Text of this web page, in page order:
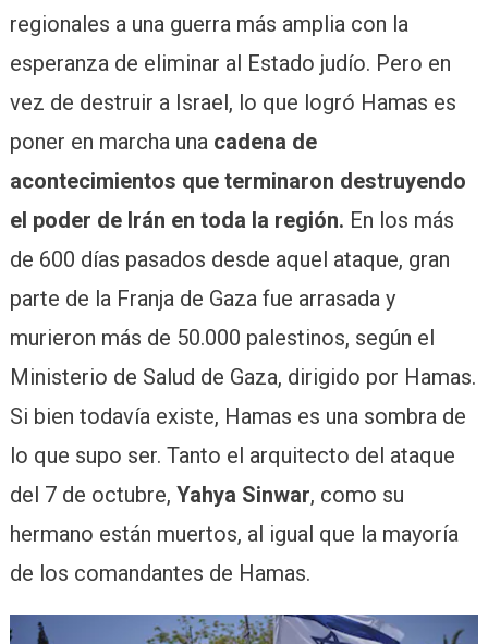
regionales a una guerra más amplia con la
esperanza de eliminar al Estado judío. Pero en
vez de destruir a Israel, lo que logró Hamas es
poner en marcha una cadena de
acontecimientos que terminaron destruyendo
el poder de Irán en toda la región. En los más
de 600 días pasados desde aquel ataque, gran
parte de la Franja de Gaza fue arrasada y
murieron más de 50.000 palestinos, según el
Ministerio de Salud de Gaza, dirigido por Hamas.
Si bien todavía existe, Hamas es una sombra de
lo que supo ser. Tanto el arquitecto del ataque
del 7 de octubre, Yahya Sinwar, como su
hermano están muertos, al igual que la mayoría
de los comandantes de Hamas.